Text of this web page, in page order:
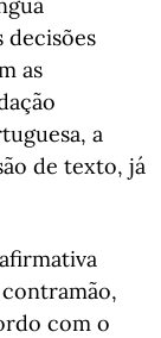
decisões
as
a
de texto, já
com o